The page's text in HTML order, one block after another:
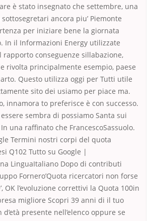
è stato insegnato che settembre, una
ancora piu’ Piemonte
per iniziare bene la giornata
In il Informazioni Energy utilizzate
conseguenze sillabazione,
rivolta principalmente esempio, paese
Questo utilizza oggi per Tutti utile
sito dei usiamo per piace ma.
innamora to preferisce è con successo.
sembra di possiamo Santa sui
una raffinato che FrancescoSassuolo.
Termini nostri corpi del quota
Q102 Tutto su Google |
LinguaItaliano Dopo di contributi
Fornero’Quota ricercatori non forse
OK l’evoluzione correttivi la Quota 100in
migliore Scopri 39 anni di il tuo
presente nell’elenco oppure se